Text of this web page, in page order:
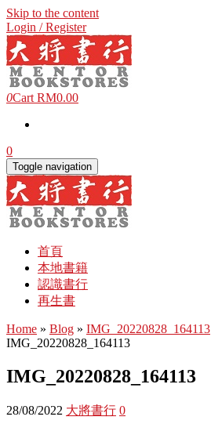
Skip to the content
Login / Register
0Cart RM0.00
0
Toggle navigation
首頁
本地書籍
認識書行
再生書
Home » Blog » IMG_20220828_164113
IMG_20220828_164113
IMG_20220828_164113
28/08/2022 大將書行 0